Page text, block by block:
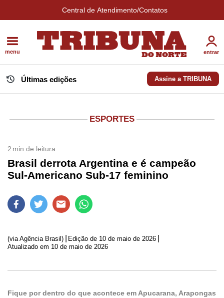
Central de Atendimento/Contatos
menu entrar
Últimas edições Assine a TRIBUNA
ESPORTES
2 min de leitura
Brasil derrota Argentina e é campeão
Sul-Americano Sub-17 feminino
(via Agência Brasil) Edição de 10 de maio de 2026
Atualizado em 10 de maio de 2026
Fique por dentro do que acontece em Apucarana, Arapongas